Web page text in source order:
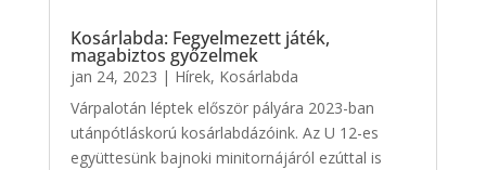
Kosárlabda: Fegyelmezett játék,
magabiztos győzelmek
jan 24, 2023 | Hírek, Kosárlabda
Várpalotán léptek először pályára 2023-ban
utánpótláskorú kosárlabdázóink. Az U 12-es
együttesünk bajnoki minitornájáról ezúttal is